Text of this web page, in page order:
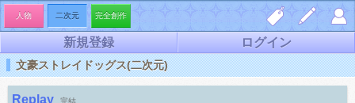
人物 二次元 完全創作
しお
り一 説を ペー
新規登録 ログイン
文豪ストレイドッグス(二次元)
Replay 完結